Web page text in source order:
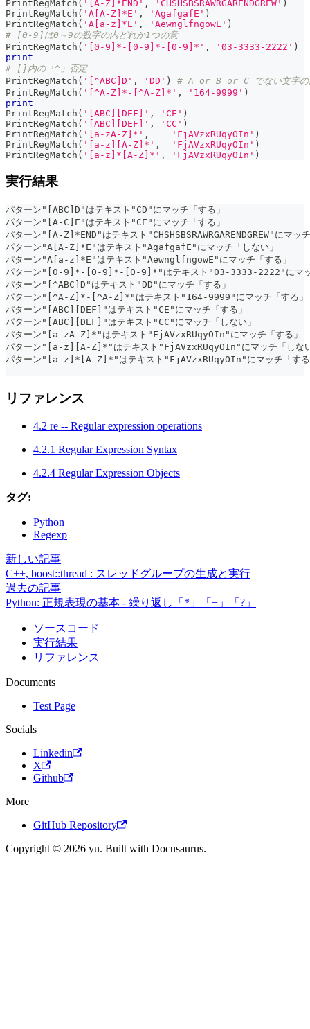
PrintRegMatch ( '[A-Z]*END' , 'CHSHSBSRAWRGARENDGREW' )
PrintRegMatch ( 'A[A-Z]*E' , 'AgafgafE' )
PrintRegMatch ( 'A[a-z]*E' , 'AewnglfngowE' )
# [0-9]は0～9の数字の内どれか1つの意
PrintRegMatch ( '[0-9]*-[0-9]*-[0-9]*' , '03-3333-2222' )
print
# []内の「^」否定
PrintRegMatch ( '[^ABC]D' , 'DD' )
# A or B or C でない文字の
PrintRegMatch ( '[^A-Z]*-[^A-Z]*' , '164-9999' )
print
PrintRegMatch ( '[ABC][DEF]' , 'CE' )
PrintRegMatch ( '[ABC][DEF]' , 'CC' )
PrintRegMatch ( '[a-zA-Z]*' , 'FjAVzxRUqyOIn' )
PrintRegMatch ( '[a-z][A-Z]*' , 'FjAVzxRUqyOIn' )
PrintRegMatch ( '[a-z]*[A-Z]*' , 'FjAVzxRUqyOIn' )
実行結果
パターン"[ABC]D"はテキスト"CD"にマッチ「する」
パターン"[A-C]E"はテキスト"CE"にマッチ「する」
パターン"[A-Z]*END"はテキスト"CHSHSBSRAWRGARENDGREW"にマッ
パターン"A[A-Z]*E"はテキスト"AgafgafE"にマッチ「しない」
パターン"A[a-z]*E"はテキスト"AewnglfngowE"にマッチ「する」
パターン"[0-9]*-[0-9]*-[0-9]*"はテキスト"03-3333-2222"にマッ
パターン"[^ABC]D"はテキスト"DD"にマッチ「する」
パターン"[^A-Z]*-[^A-Z]*"はテキスト"164-9999"にマッチ「する」
パターン"[ABC][DEF]"はテキスト"CE"にマッチ「する」
パターン"[ABC][DEF]"はテキスト"CC"にマッチ「しない」
パターン"[a-zA-Z]*"はテキスト"FjAVzxRUqyOIn"にマッチ「する」
パターン"[a-z][A-Z]*"はテキスト"FjAVzxRUqyOIn"にマッチ「しな
パターン"[a-z]*[A-Z]*"はテキスト"FjAVzxRUqyOIn"にマッチ「す
リファレンス
4.2 re -- Regular expression operations
4.2.1 Regular Expression Syntax
4.2.4 Regular Expression Objects
タグ:
Python
Regexp
新しい記事
C++, boost::thread : スレッドグループの生成と実行
過去の記事
Python: 正規表現の基本 - 繰り返し「*」「+」「?」
ソースコード
実行結果
リファレンス
Documents
Test Page
Socials
Linkedin
X
Github
More
GitHub Repository
Copyright © 2026 yu. Built with Docusaurus.